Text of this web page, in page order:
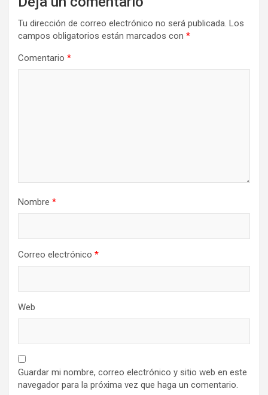
Tu dirección de correo electrónico no será publicada. Los
campos obligatorios están marcados con *
Comentario *
Nombre *
Correo electrónico *
Web
Guardar mi nombre, correo electrónico y sitio web en este
navegador para la próxima vez que haga un comentario.